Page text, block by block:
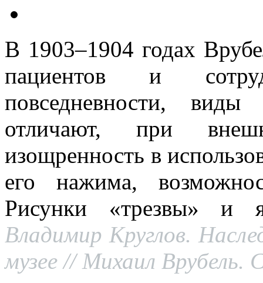
В 1903–1904 годах
пациентов и
повседневности,
отличают, при
изощренность в
его нажима,
Рисунки «трезвы» и
Владимир Круглов.
музее // Михаил Врубель.